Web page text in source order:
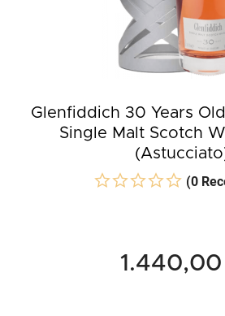
Glenfiddich 30 Years
Single Malt Scotch
(0